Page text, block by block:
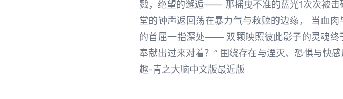
戮，绝望的邂逅—— 那摇曳不准的蓝光1次次被
堂的钟声返回荡在暴力气与救赎的边缘， 当血
的首屈一指深处—— 双颗映照彼此影子的灵魂
奉献出过来对着？” 围绕存在与湮灭、恐惧与快
趣-青之大脑中文版最近版